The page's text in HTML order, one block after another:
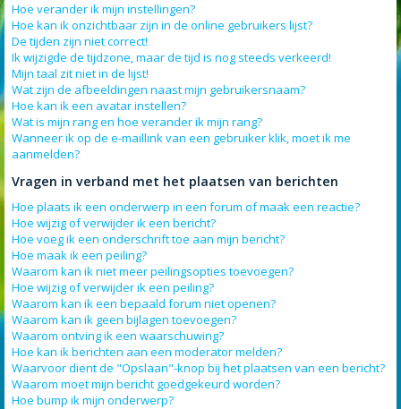
Hoe verander ik mijn instellingen?
Hoe kan ik onzichtbaar zijn in de online gebruikers lijst?
De tijden zijn niet correct!
Ik wijzigde de tijdzone, maar de tijd is nog steeds verkeerd!
Mijn taal zit niet in de lijst!
Wat zijn de afbeeldingen naast mijn gebruikersnaam?
Hoe kan ik een avatar instellen?
Wat is mijn rang en hoe verander ik mijn rang?
Wanneer ik op de e-maillink van een gebruiker klik, moet ik me
aanmelden?
Vragen in verband met het plaatsen van berichten
Hoe plaats ik een onderwerp in een forum of maak een reactie?
Hoe wijzig of verwijder ik een bericht?
Hoe voeg ik een onderschrift toe aan mijn bericht?
Hoe maak ik een peiling?
Waarom kan ik niet meer peilingsopties toevoegen?
Hoe wijzig of verwijder ik een peiling?
Waarom kan ik een bepaald forum niet openen?
Waarom kan ik geen bijlagen toevoegen?
Waarom ontving ik een waarschuwing?
Hoe kan ik berichten aan een moderator melden?
Waarvoor dient de "Opslaan"-knop bij het plaatsen van een bericht?
Waarom moet mijn bericht goedgekeurd worden?
Hoe bump ik mijn onderwerp?